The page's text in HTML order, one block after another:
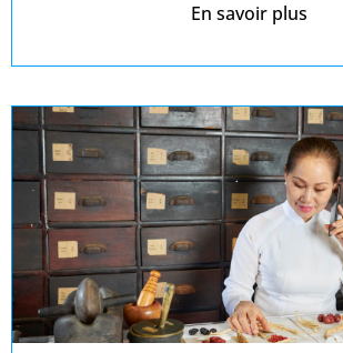
En savoir plus